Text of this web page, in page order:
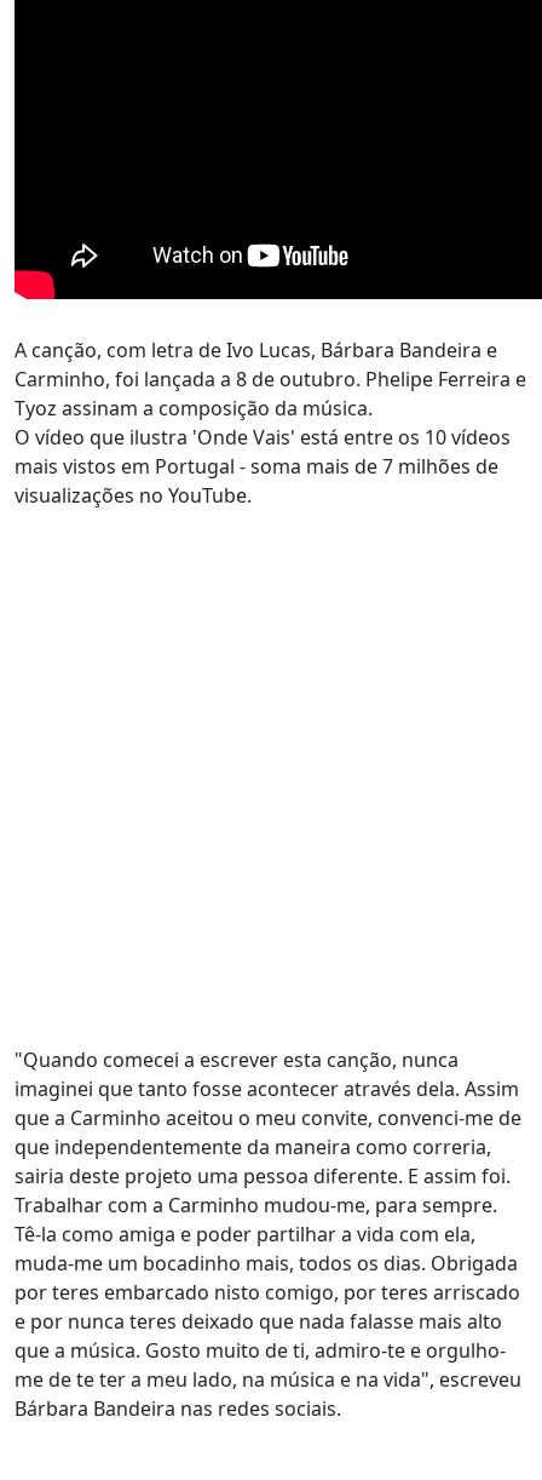
A canção, com letra de Ivo Lucas, Bárbara Bandeira e
Carminho, foi lançada a 8 de outubro. Phelipe Ferreira e
Tyoz assinam a composição da música.
O vídeo que ilustra 'Onde Vais' está entre os 10 vídeos
mais vistos em Portugal - soma mais de 7 milhões de
visualizações no YouTube.
"Quando comecei a escrever esta canção, nunca
imaginei que tanto fosse acontecer através dela. Assim
que a Carminho aceitou o meu convite, convenci-me de
que independentemente da maneira como correria,
sairia deste projeto uma pessoa diferente. E assim foi.
Trabalhar com a Carminho mudou-me, para sempre.
Tê-la como amiga e poder partilhar a vida com ela,
muda-me um bocadinho mais, todos os dias. Obrigada
por teres embarcado nisto comigo, por teres arriscado
e por nunca teres deixado que nada falasse mais alto
que a música. Gosto muito de ti, admiro-te e orgulho-
me de te ter a meu lado, na música e na vida", escreveu
Bárbara Bandeira nas redes sociais.